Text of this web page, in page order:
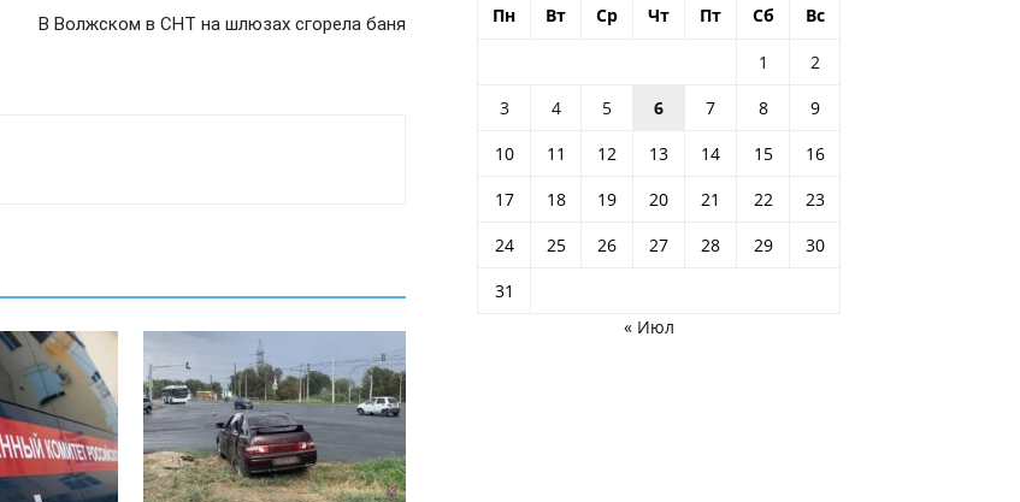
В Волжском в СНТ на шлюзах сгорела баня Пн Вт Ср Чт Пт Сб Вс
1
2
3
4 5 6 7 8
9
10
11 12 13 14 15
16
17
18 19 20 21 22
23
24
25 26 27 28 29
30
31
« Июл